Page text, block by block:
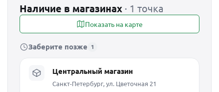
Наличие в магазинах · 1 точка
Показать на карте
Заберите позже 1
Центральный магазин
Санкт-Петербург, ул. Цветочная 21